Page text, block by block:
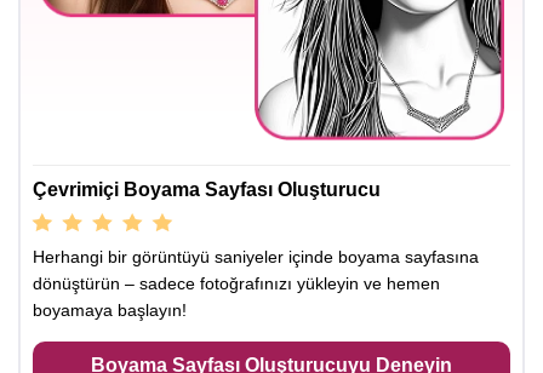
Çevrimiçi Boyama Sayfası Oluşturucu
Herhangi bir görüntüyü saniyeler içinde boyama sayfasına
dönüştürün – sadece fotoğrafınızı yükleyin ve hemen
boyamaya başlayın!
Boyama Sayfası Oluşturucuyu Deneyin